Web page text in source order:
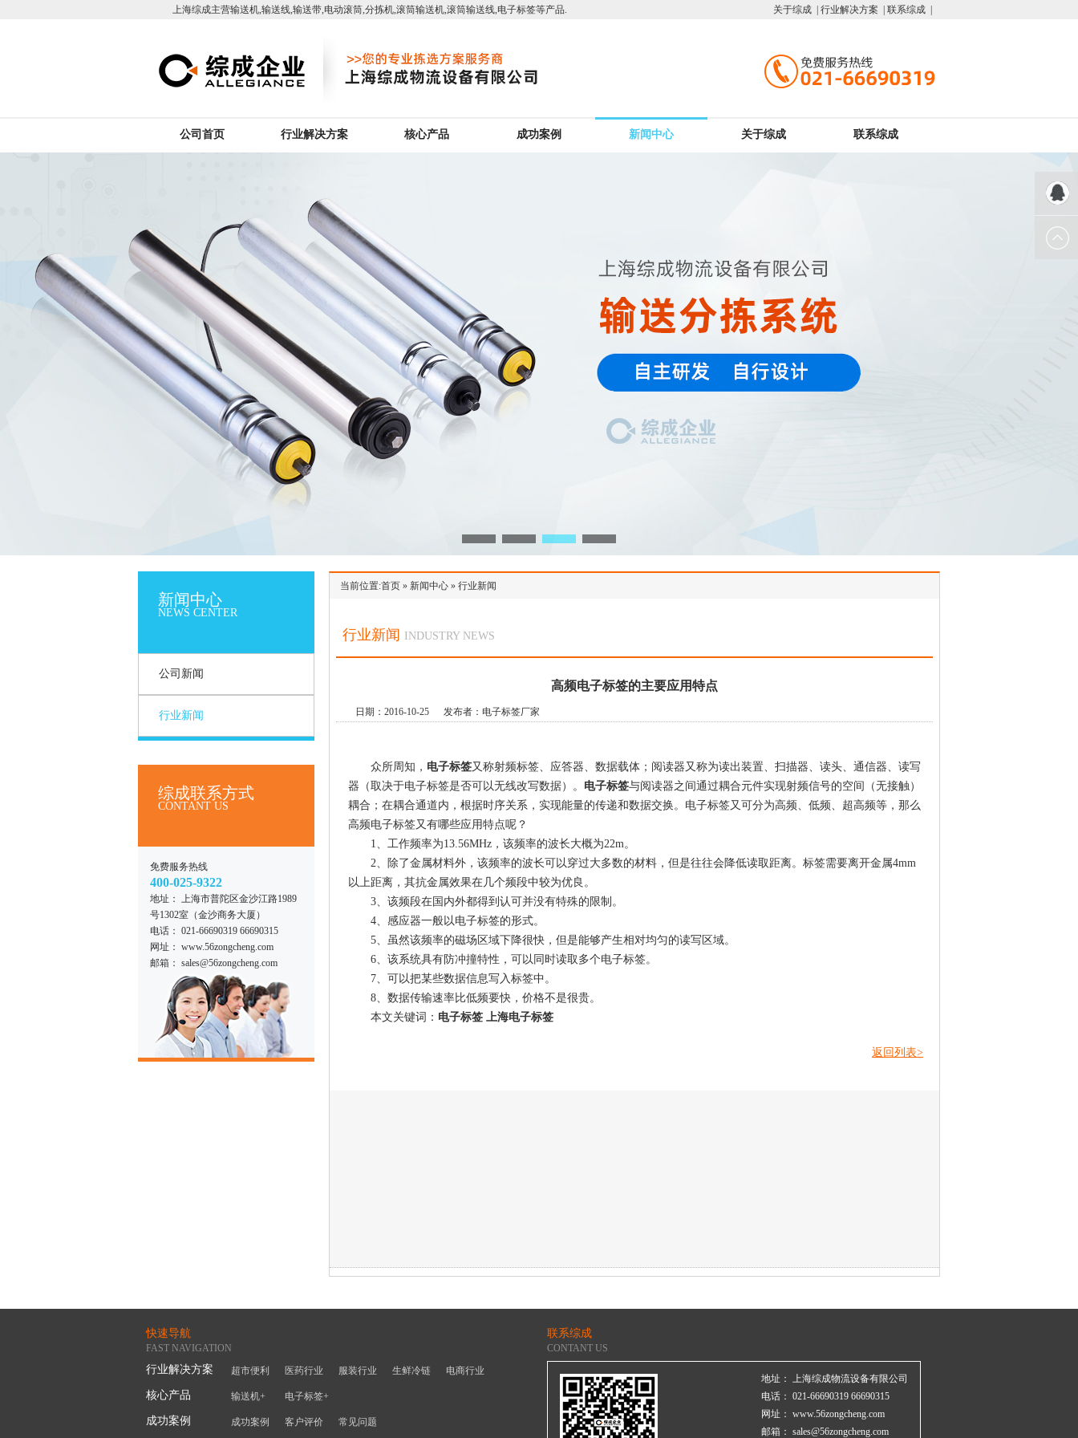
上海综成主营输送机,输送线,输送带,电动滚筒,分拣机,滚筒输送机,滚筒输送线,电子标签等产品. 关于综成 | 行业解决方案 | 联系综成 |
公司首页 行业解决方案 核心产品 成功案例 新闻中心 关于综成 联系综成
1 2 3 4
新闻中心
NEWS CENTER
公司新闻
行业新闻
综成联系方式
CONTANT US
免费服务热线
400-025-9322
地址： 上海市普陀区金沙江路1989
号1302室（金沙商务大厦）
电话： 021-66690319 66690315
网址： www.56zongcheng.com
邮箱： sales@56zongcheng.com
当前位置:首页 » 新闻中心 »行业新闻
行业新闻 INDUSTRY NEWS
高频电子标签的主要应用特点
日期：2016-10-25 发布者：电子标签厂家
众所周知， 电子标签又称射频标签、应答器、数据载体；阅读器又称为读出装置、扫描器、读头、通信器、读写
器（取决于电子标签是否可以无线改写数据）。 电子标签与阅读器之间通过耦合元件实现射频信号的空间（无接触）
耦合；在耦合通道内，根据时序关系，实现能量的传递和数据交换。电子标签又可分为高频、低频、超高频等，那么
高频电子标签又有哪些应用特点呢？
1、工作频率为13.56MHz，该频率的波长大概为22m。
2、除了金属材料外，该频率的波长可以穿过大多数的材料，但是往往会降低读取距离。标签需要离开金属4mm
以上距离，其抗金属效果在几个频段中较为优良。
3、该频段在国内外都得到认可并没有特殊的限制。
4、感应器一般以电子标签的形式。
5、虽然该频率的磁场区域下降很快，但是能够产生相对均匀的读写区域。
6、该系统具有防冲撞特性，可以同时读取多个电子标签。
7、可以把某些数据信息写入标签中。
8、数据传输速率比低频要快，价格不是很贵。
本文关键词： 电子标签 上海电子标签
返回列表>
快速导航
FAST NAVIGATION
行业解决方案
核心产品
成功案例
超市便利 医药行业 服装行业 生鲜冷链 电商行业
输送机+ 电子标签+
成功案例 客户评价 常见问题
联系综成
CONTANT US
地址： 上海综成物流设备有限公司
电话： 021-66690319 66690315
网址： www.56zongcheng.com
邮箱： sales@56zongcheng.com
QQ客服